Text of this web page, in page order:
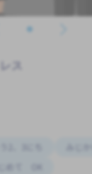
ス
う2、3にち
じめて OK